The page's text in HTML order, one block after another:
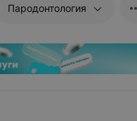
Пародонтология